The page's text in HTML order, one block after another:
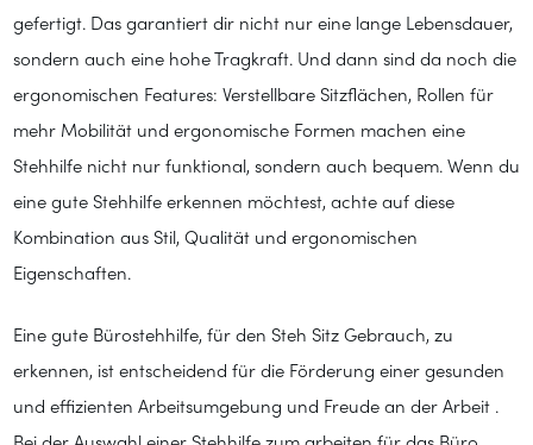
gefertigt. Das garantiert dir nicht nur eine lange Lebensdauer,
sondern auch eine hohe Tragkraft. Und dann sind da noch die
ergonomischen Features: Verstellbare Sitzflächen, Rollen für
mehr Mobilität und ergonomische Formen machen eine
Stehhilfe nicht nur funktional, sondern auch bequem. Wenn du
eine gute Stehhilfe erkennen möchtest, achte auf diese
Kombination aus Stil, Qualität und ergonomischen
Eigenschaften.
Eine gute Bürostehhilfe, für den Steh Sitz Gebrauch, zu
erkennen, ist entscheidend für die Förderung einer gesunden
und effizienten Arbeitsumgebung und Freude an der Arbeit .